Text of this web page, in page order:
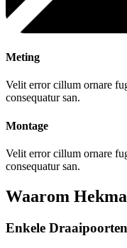
Meting
Velit error cillum ornare
consequatur san.
Montage
Velit error cillum ornare
consequatur san.
Waarom
Enkele Draaipoorten